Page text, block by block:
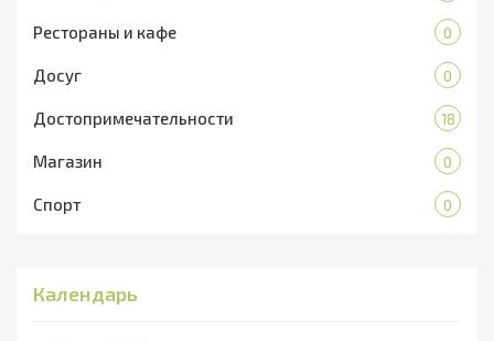
Рестораны и кафе 0
Досуг 0
Достопримечательности 18
Магазин 0
Спорт 0
Календарь